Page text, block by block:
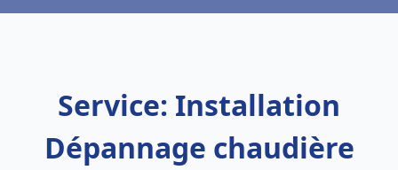
Service: Installation
Dépannage chaudière